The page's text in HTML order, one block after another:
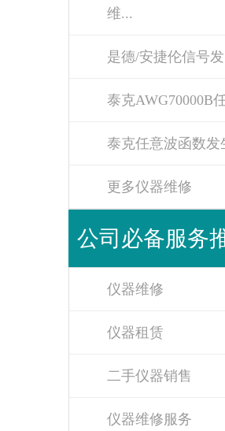
维...
是德/安捷伦信号
泰克AWG70000B
泰克任意波函数发
更多仪器维修
公司必备服务
仪器维修
仪器租赁
二手仪器销售
仪器维修服务